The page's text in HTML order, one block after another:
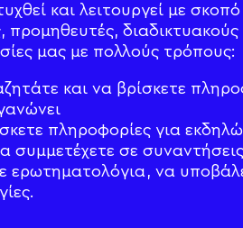
και λειτουργεί με
προμηθευτές,
μας με πολλούς τρόπους:
και να βρίσκετε
πληροφορίες για
συμμετέχετε σε
ερωτηματολόγια, να